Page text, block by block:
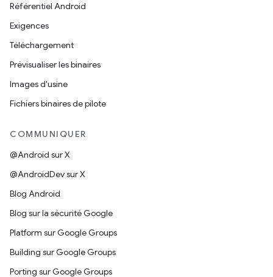
Référentiel Android
Exigences
Téléchargement
Prévisualiser les binaires
Images d'usine
Fichiers binaires de pilote
COMMUNIQUER
@Android sur X
@AndroidDev sur X
Blog Android
Blog sur la sécurité Google
Platform sur Google Groups
Building sur Google Groups
Porting sur Google Groups